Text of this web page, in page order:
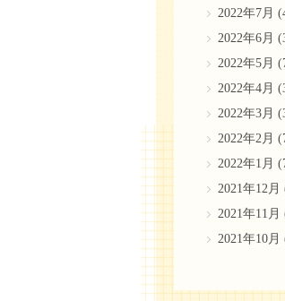
2022年7月
2022年6月
2022年5月
2022年4月
2022年3月
2022年2月
2022年1月
2021年12月
2021年11月
2021年10月